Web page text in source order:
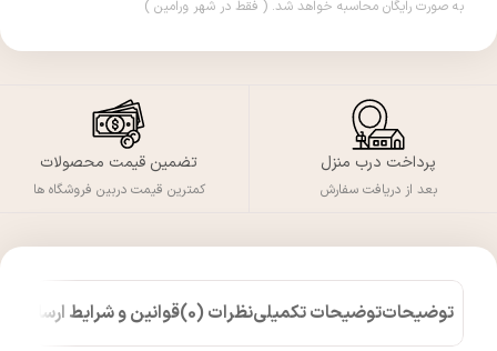
به صورت رایگان محاسبه خواهد شد. ( فقط در شهر ورامین )
پرداخت درب منزل
بعد از دریافت سفارش
تضمین قیمت محصولات
کمترین قیمت دربین فروشگاه ها
توضیحاتتوضیحات تکمیلینظرات (0) قوانین و شرایط ارسال